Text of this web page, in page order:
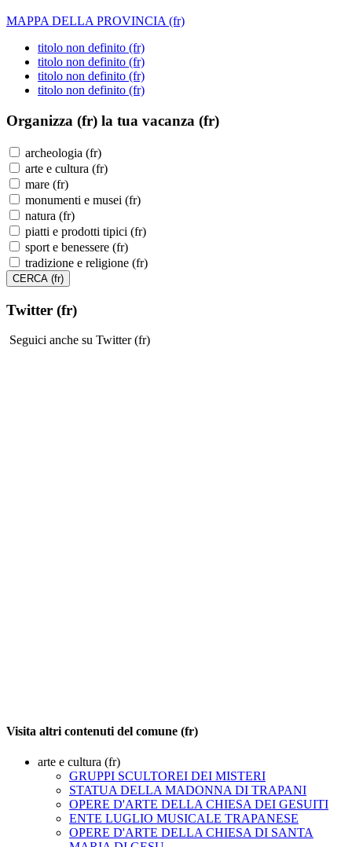
MAPPA DELLA PROVINCIA (fr)
titolo non definito (fr)
titolo non definito (fr)
titolo non definito (fr)
titolo non definito (fr)
Organizza (fr) la tua vacanza (fr)
archeologia (fr)
arte e cultura (fr)
mare (fr)
monumenti e musei (fr)
natura (fr)
piatti e prodotti tipici (fr)
sport e benessere (fr)
tradizione e religione (fr)
Twitter (fr)
Seguici anche su Twitter (fr)
Visita altri contenuti del comune (fr)
arte e cultura (fr)
GRUPPI SCULTOREI DEI MISTERI
STATUA DELLA MADONNA DI TRAPANI
OPERE D'ARTE DELLA CHIESA DEI GESUITI
ENTE LUGLIO MUSICALE TRAPANESE
OPERE D'ARTE DELLA CHIESA DI SANTA